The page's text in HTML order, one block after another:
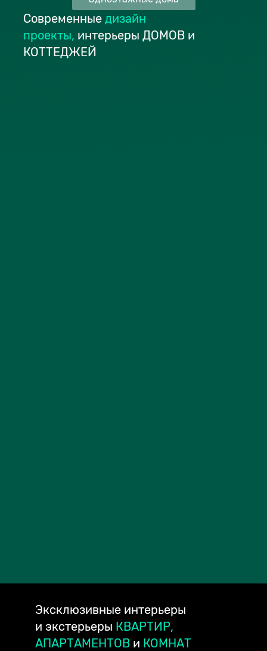
Современные дизайн
проекты, интерьеры ДОМОВ и
КОТТЕДЖЕЙ
Эксклюзивные интерьеры
и экстерьеры КВАРТИР,
АПАРТАМЕНТОВ и КОМНАТ